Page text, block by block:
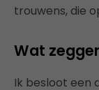
trouwens, die
Wat
Ik besloot een